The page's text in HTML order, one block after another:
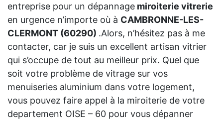
entreprise pour un dépannage miroiterie vitrerie
en urgence n’importe où à CAMBRONNE-LES-
CLERMONT (60290) .Alors, n’hésitez pas à me
contacter, car je suis un excellent artisan vitrier
qui s’occupe de tout au meilleur prix. Quel que
soit votre problème de vitrage sur vos
menuiseries aluminium dans votre logement,
vous pouvez faire appel à la miroiterie de votre
departement OISE – 60 pour vous dépanner